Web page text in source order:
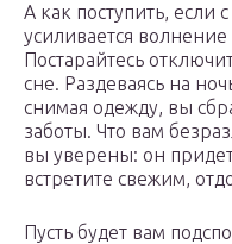
А как поступить, если
усиливается волнение
Постарайтесь
сне. Раздеваясь на
снимая одежду, вы
заботы. Что вам
вы уверены: он
встретите свежим,
Пусть будет вам